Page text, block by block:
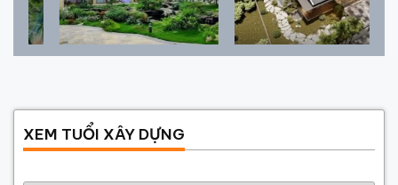
XEM TUỔI XÂY DỰNG